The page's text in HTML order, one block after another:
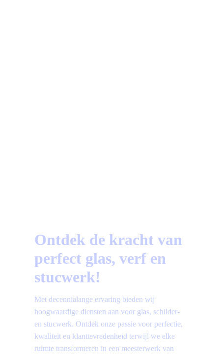
Ontdek de kracht van
perfect glas, verf en
stucwerk!
Met decennialange ervaring bieden wij
hoogwaardige diensten aan voor glas, schilder-
en stucwerk. Ontdek onze passie voor perfectie,
kwaliteit en klanttevredenheid terwijl we elke
ruimte transformeren in een meesterwerk van